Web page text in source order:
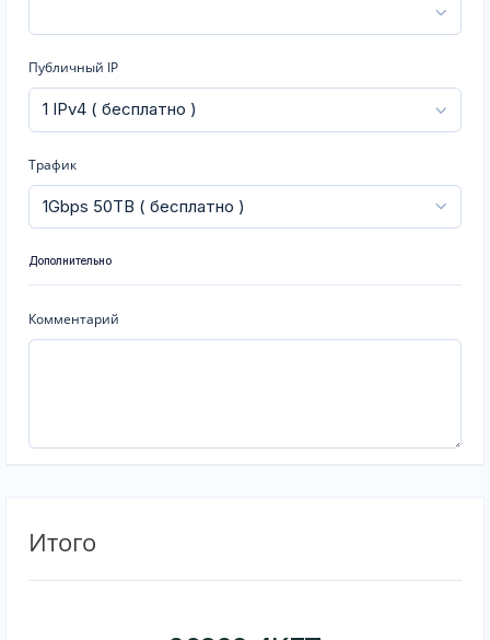
Публичный IP
Трафик
Дополнительно
Комментарий
Итого